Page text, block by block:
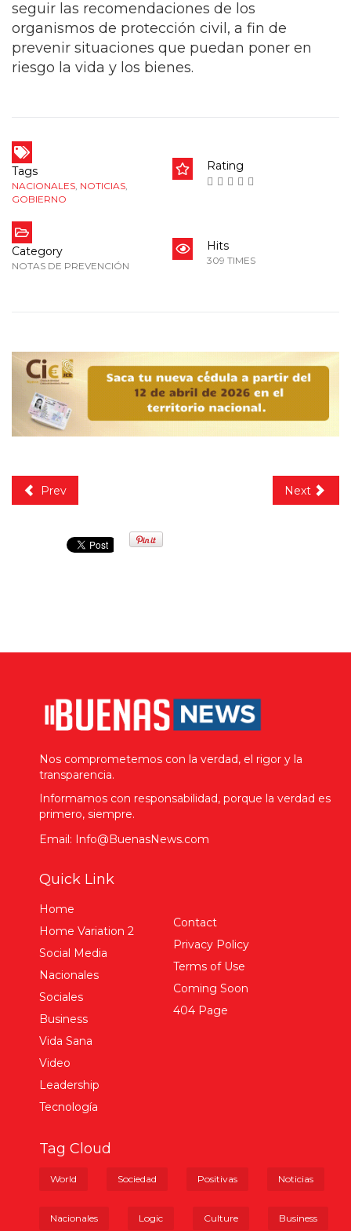
seguir las recomendaciones de los
organismos de protección civil, a fin de
prevenir situaciones que puedan poner en
riesgo la vida y los bienes.
Tags
NACIONALES, NOTICIAS,
GOBIERNO
Rating
Category
NOTAS DE PREVENCIÓN
Hits
309 TIMES
Prev Next
Nos comprometemos con la verdad, el rigor y la
transparencia.
Informamos con responsabilidad, porque la verdad es
primero, siempre.
Email: Info@BuenasNews.com
Quick Link
Home
Home Variation 2
Social Media
Nacionales
Sociales
Business
Vida Sana
Video
Leadership
Tecnología
Contact
Privacy Policy
Terms of Use
Coming Soon
404 Page
Tag Cloud
World Sociedad Positivas Noticias
Nacionales Logic Culture Business